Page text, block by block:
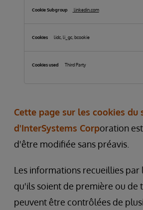
linkedin.com
lidc, li_gc, bcookie
Third Party
Cette page sur les cookies du
d'InterSystems Corporation
d'être modifiée sans préavis.
Les informations recueillies par
qu'ils soient de première ou de
peuvent être contrôlées de